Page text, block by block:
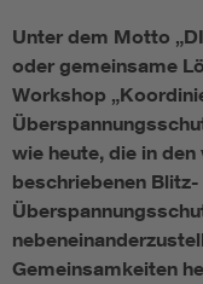
Unter dem Motto
oder gemeinsame
Workshop
wie heute, die in
beschriebenen Blitz-
Gemeinsamkeiten